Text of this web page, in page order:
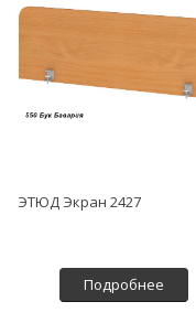
ЭТЮД Экран 2427
Подробнее